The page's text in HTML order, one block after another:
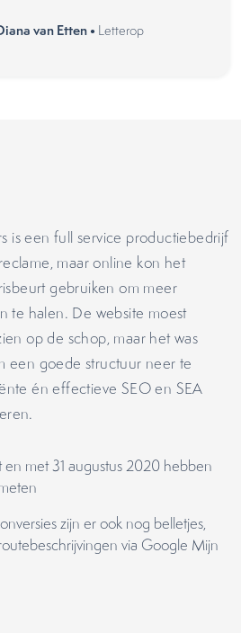
van Etten • Letterop
is een full service productiebedrijf
maar online kon het
gebruiken om meer
te halen. De website moest
op de schop, maar het was
een goede structuur neer te
én effectieve SEO en SEA
en met 31 augustus 2020 hebben
zijn er ook nog belletjes,
via Google Mijn